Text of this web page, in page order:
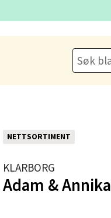
NETTSORTIMENT
KLARBORG
Adam &